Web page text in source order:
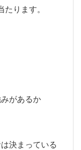
ります。
があるか
決まっている